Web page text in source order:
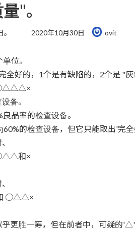
"。
最
间：
2020年10月30日 ovit
位。
全好的，1个是有缺陷的，2个是 "灰
备。
品率的检查设备。
的检查设备，但它只能取出'完全
和×
○△△×
乎更胜一筹，但在前者中，可疑的